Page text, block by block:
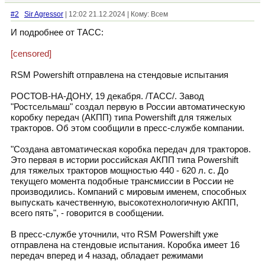
#2 Sir Agressor | 12:02 21.12.2024 | Кому: Всем
И подробнее от ТАСС:
[censored]
RSM Powershift отправлена на стендовые испытания
РОСТОВ-НА-ДОНУ, 19 декабря. /ТАСС/. Завод
"Ростсельмаш" создал первую в России автоматическую
коробку передач (АКПП) типа Powershift для тяжелых
тракторов. Об этом сообщили в пресс-службе компании.
"Создана автоматическая коробка передач для тракторов.
Это первая в истории российская АКПП типа Powershift
для тяжелых тракторов мощностью 440 - 620 л. с. До
текущего момента подобные трансмиссии в России не
производились. Компаний с мировым именем, способных
выпускать качественную, высокотехнологичную АКПП,
всего пять", - говорится в сообщении.
В пресс-службе уточнили, что RSM Powershift уже
отправлена на стендовые испытания. Коробка имеет 16
передач вперед и 4 назад, обладает режимами